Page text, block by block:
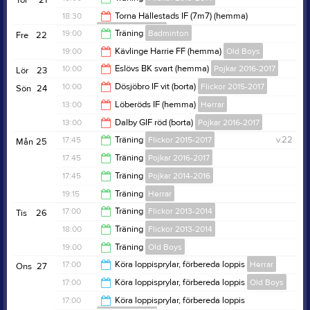
20:30
19:15
18:30
Torna Hällestads IF (7m7) (hemma)
Flickor 2013-2014
20:30
22
Fre 19:00 Träning Badminton
20:00
19:00 Kävlinge Harrie FF (hemma) Old Boys
21:00
23
Lör 10:00 Eslövs BK svart (hemma) Pojkar 2016-2017
12:00
24
Sön 10:00 Dösjöbro IF vit (borta) Flickor 2015-2017
12:00
13:00 Löberöds IF (hemma) Herrar
15:00
13:00 Dalby GIF röd (borta) Pojkar 2016-2017
15:00
25
Mån v.22
17:45 Träning Flickor 2015-2017
19:00
17:45 Träning Pojkar 2016-2017
19:15
17:45 Träning Pojkar 2014-2016
19:15
19:15 Träning Herrar
20:45
26
Tis 17:00 Träning Flickor 2013-2014
18:30
18:00 Träning Flickor 2013-2014
19:15
19:00 Träning Old Boys
20:30
27
Ons 17:00 Köra loppisprylar, förbereda loppis Herrar
20:00
17:00 Köra loppisprylar, förbereda loppis Old Boys
17:00
Köra loppisprylar, förbereda loppis